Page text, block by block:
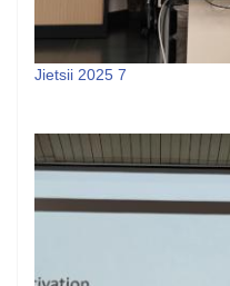
Jietsii 2025 7